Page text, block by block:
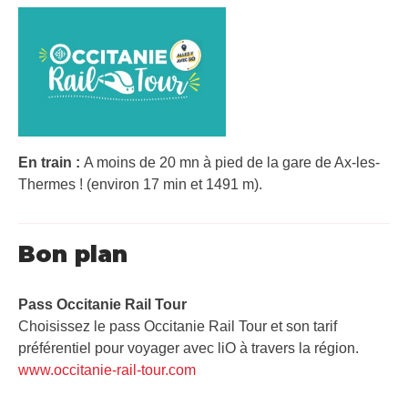
En train : A moins de 20 mn à pied de la gare de Ax-les-
Thermes ! (environ 17 min et 1491 m).
Bon plan
Pass Occitanie Rail Tour​
Choisissez le pass Occitanie Rail Tour et son tarif
préférentiel pour voyager avec liO à travers la région.
www.occitanie-rail-tour.com